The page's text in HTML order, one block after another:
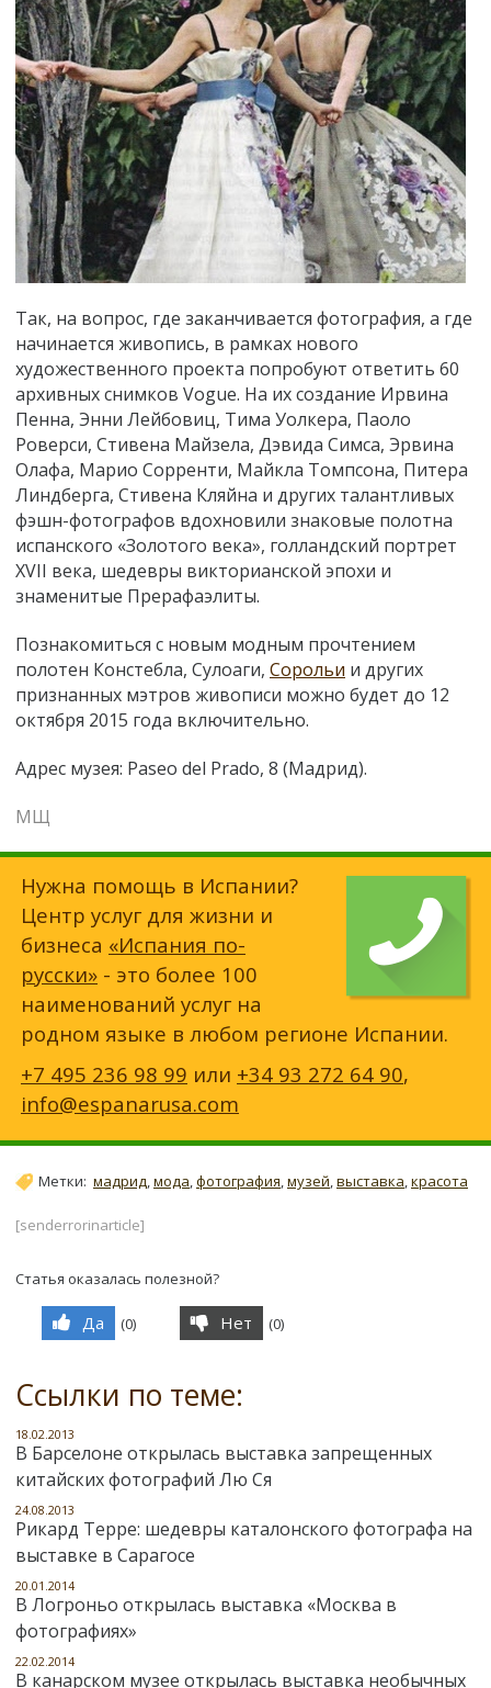
Так, на вопрос, где заканчивается фотография, а где
начинается живопись, в рамках нового
художественного проекта попробуют ответить 60
архивных снимков Vogue. На их создание Ирвина
Пенна, Энни Лейбовиц, Тима Уолкера, Паоло
Роверси, Стивена Майзела, Дэвида Симса, Эрвина
Олафа, Марио Сорренти, Майкла Томпсона, Питера
Линдберга, Стивена Кляйна и других талантливых
фэшн-фотографов вдохновили знаковые полотна
испанского «Золотого века», голландский портрет
XVII века, шедевры викторианской эпохи и
знаменитые Прерафаэлиты.
Познакомиться с новым модным прочтением
полотен Констебла, Сулоаги, Сорольи и других
признанных мэтров живописи можно будет до 12
октября 2015 года включительно.
Адрес музея: Paseo del Prado, 8 (Мадрид).
МЩ
Нужна помощь в Испании?
Центр услуг для жизни и
бизнеса «Испания по-
русски» - это более 100
наименований услуг на
родном языке в любом регионе Испании.
+7 495 236 98 99 или +34 93 272 64 90,
info@espanarusa.com
Метки: мадрид,мода,фотография,музей,выставка,красота
[senderrorinarticle]
Статья оказалась полезной?
Да (0) Нет (0)
Ссылки по теме:
18.02.2013
В Барселоне открылась выставка запрещенных
китайских фотографий Лю Ся
24.08.2013
Рикард Терре: шедевры каталонского фотографа на
выставке в Сарагосе
20.01.2014
В Логроньо открылась выставка «Москва в
фотографиях»
22.02.2014
В канарском музее открылась выставка необычных